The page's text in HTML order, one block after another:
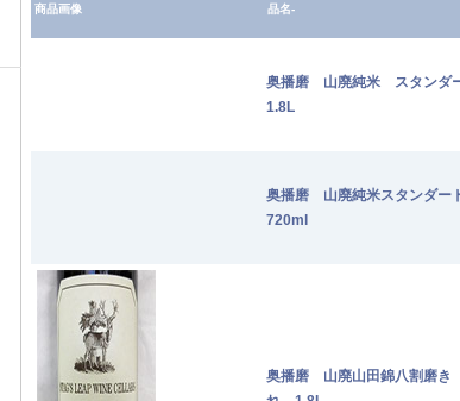
商品画像 品名-
奥播磨 山廃純米 スタンダ
1.8L
奥播磨 山廃純米スタンダー
720ml
奥播磨 山廃山田錦八割磨き